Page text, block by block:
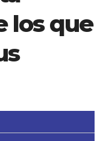
los que